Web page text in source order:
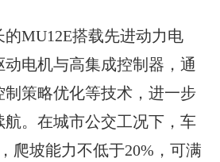
的MU12E搭载先进动力电
电机与高集成控制器，通
策略优化等技术，进一步
航。在城市公交工况下，车
爬坡能力不低于20%，可满